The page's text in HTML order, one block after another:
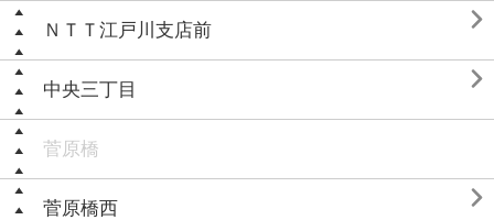
ＮＴＴ江戸川支店前 
中央三丁目 
菅原橋
菅原橋西 